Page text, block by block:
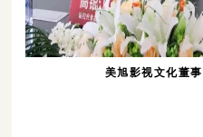
美旭影视文化董